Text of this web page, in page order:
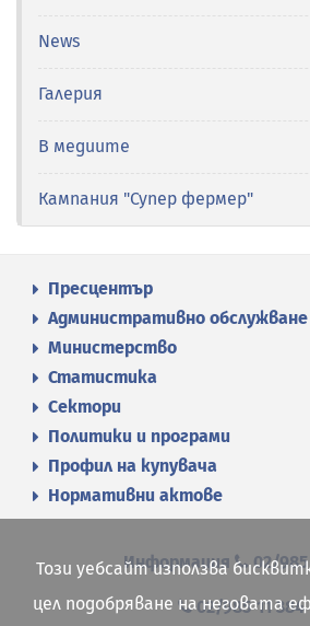
News
Галерия
В медиите
Кампания "Супер фермер"
Пресцентър
Административно обслужване
Министерство
Статистика
Сектори
Политики и програми
Профил на купувача
Нормативни актове
Информация 02/985
02/985 11 384
Този уебсайт използва
цел подобряване на неговата